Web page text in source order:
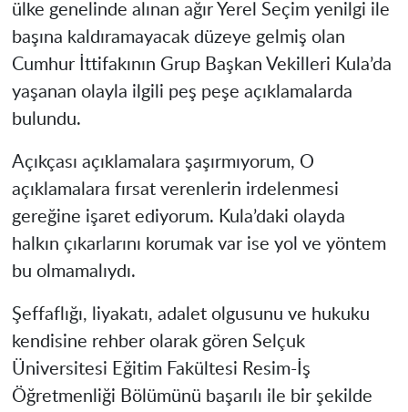
ülke genelinde alınan ağır Yerel Seçim yenilgi ile
başına kaldıramayacak düzeye gelmiş olan
Cumhur İttifakının Grup Başkan Vekilleri Kula’da
yaşanan olayla ilgili peş peşe açıklamalarda
bulundu.
Açıkçası açıklamalara şaşırmıyorum, O
açıklamalara fırsat verenlerin irdelenmesi
gereğine işaret ediyorum. Kula’daki olayda
halkın çıkarlarını korumak var ise yol ve yöntem
bu olmamalıydı.
Şeffaflığı, liyakatı, adalet olgusunu ve hukuku
kendisine rehber olarak gören Selçuk
Üniversitesi Eğitim Fakültesi Resim-İş
Öğretmenliği Bölümünü başarılı ile bir şekilde